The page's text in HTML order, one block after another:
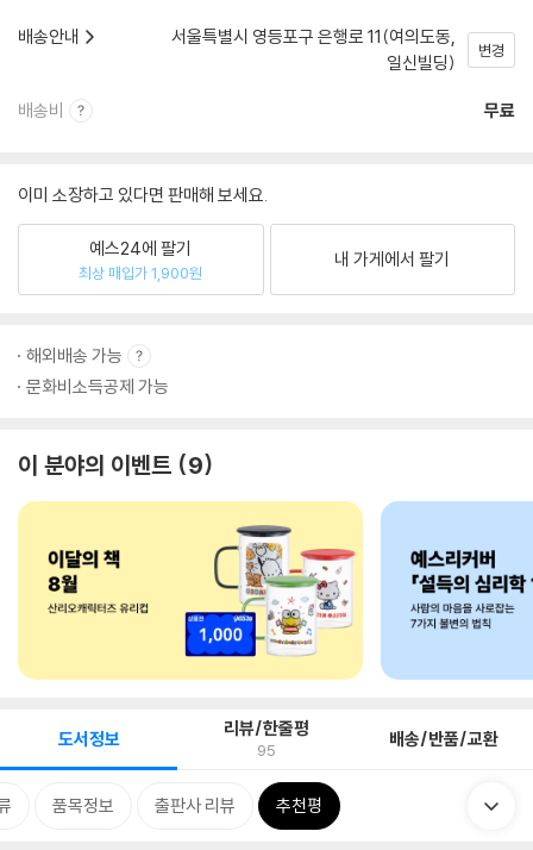
배송안내
서울특별시 영등포구 은행로 11(여의도동,
일신빌딩)
변경
배송비 무료
이미 소장하고 있다면 판매해 보세요.
예스24에 팔기
최상 매입가 1,900원
내 가게에서 팔기
해외배송 가능
문화비소득공제 가능
이 분야의 이벤트 9
도서정보 리뷰/한줄평
95 배송/반품/교환
품목정보 출판사 리뷰 추천평